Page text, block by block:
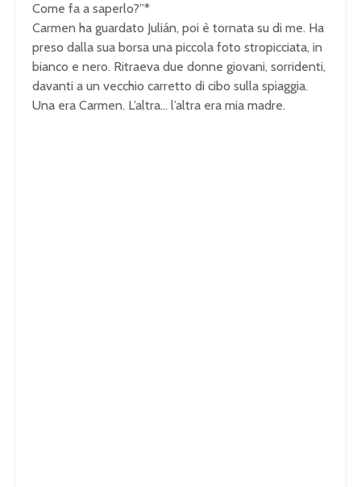
Come fa a saperlo?”*
Carmen ha guardato Julián, poi è tornata su di me. Ha
preso dalla sua borsa una piccola foto stropicciata, in
bianco e nero. Ritraeva due donne giovani, sorridenti,
davanti a un vecchio carretto di cibo sulla spiaggia.
Una era Carmen. L’altra… l’altra era mia madre.